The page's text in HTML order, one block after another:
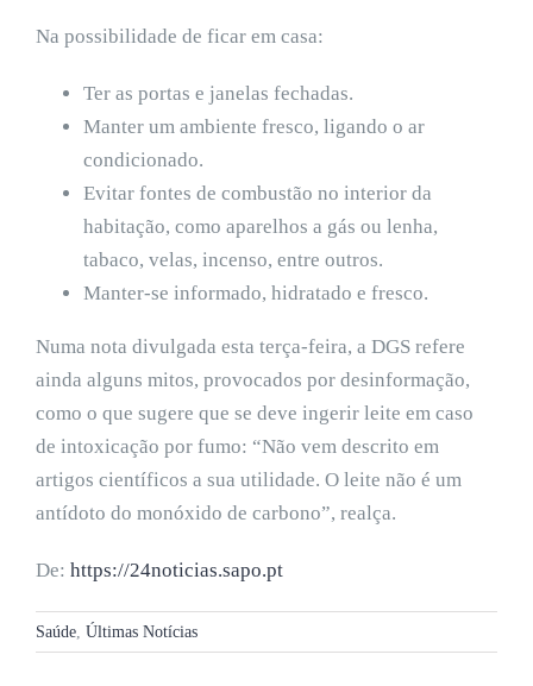
Na possibilidade de ficar em casa:
Ter as portas e janelas fechadas.
Manter um ambiente fresco, ligando o ar
condicionado.
Evitar fontes de combustão no interior da
habitação, como aparelhos a gás ou lenha,
tabaco, velas, incenso, entre outros.
Manter-se informado, hidratado e fresco.
Numa nota divulgada esta terça-feira, a DGS refere
ainda alguns mitos, provocados por desinformação,
como o que sugere que se deve ingerir leite em caso
de intoxicação por fumo: “Não vem descrito em
artigos científicos a sua utilidade. O leite não é um
antídoto do monóxido de carbono”, realça.
De: https://24noticias.sapo.pt
Saúde Últimas Notícias